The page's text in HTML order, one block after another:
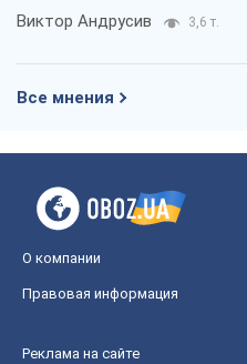
Виктор Андрусив 3,6 т.
Все мнения
О компании
Правовая информация
Реклама на сайте